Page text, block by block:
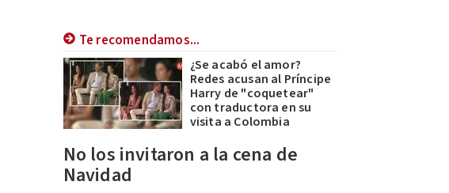
Te recomendamos...
¿Se acabó el amor?
Redes acusan al Príncipe
Harry de "coquetear"
con traductora en su
visita a Colombia
No los invitaron a la cena de
Navidad